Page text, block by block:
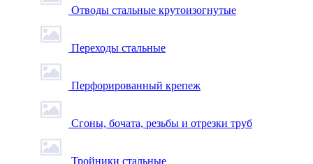
Отводы стальные крутоизогнутые
Переходы стальные
Перфорированный крепеж
Сгоны, бочата, резьбы и отрезки труб
Тройники стальные